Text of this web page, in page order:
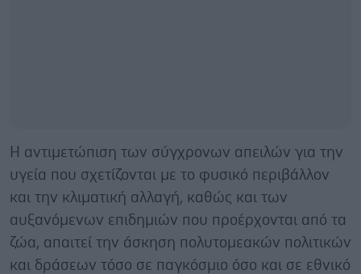
Η αντιμετώπιση των σύγχρονων απειλών για την
υγεία που σχετίζονται με το φυσικό περιβάλλον
και την κλιματική αλλαγή, καθώς και των
αυξανόμενων επιδημιών που προέρχονται από τα
ζώα, απαιτεί την άσκηση πολυτομεακών πολιτικών
και δράσεων τόσο σε παγκόσμιο όσο και σε εθνικό